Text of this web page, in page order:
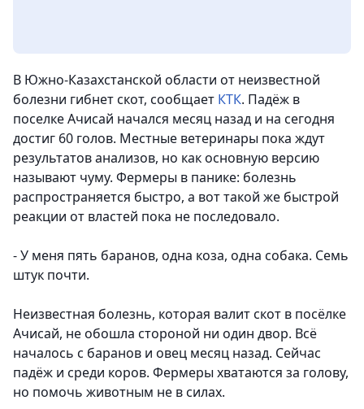
В Южно-Казахстанской области от неизвестной
болезни гибнет скот, сообщает КТК. Падёж в
поселке Ачисай начался месяц назад и на сегодня
достиг 60 голов. Местные ветеринары пока ждут
результатов анализов, но как основную версию
называют чуму. Фермеры в панике: болезнь
распространяется быстро, а вот такой же быстрой
реакции от властей пока не последовало.
- У меня пять баранов, одна коза, одна собака. Семь
штук почти.
Неизвестная болезнь, которая валит скот в посёлке
Ачисай, не обошла стороной ни один двор. Всё
началось с баранов и овец месяц назад. Сейчас
падёж и среди коров. Фермеры хватаются за голову,
но помочь животным не в силах.